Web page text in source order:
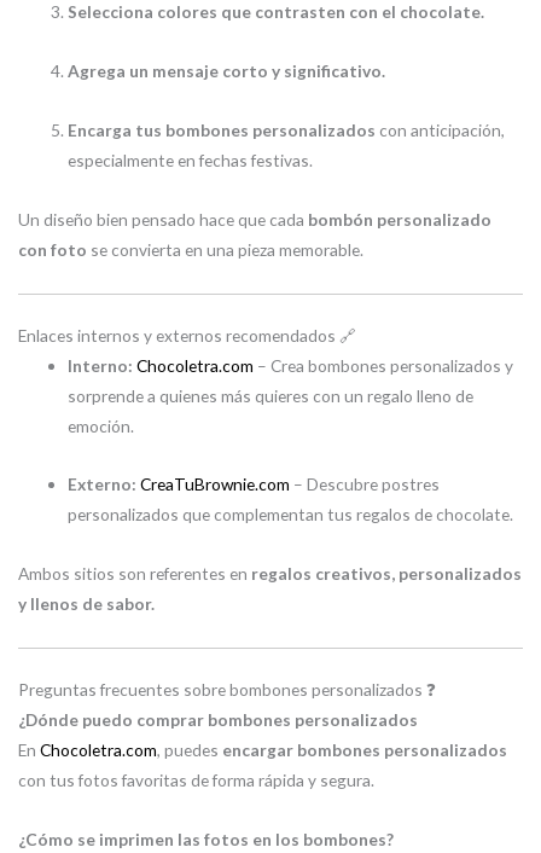
Selecciona colores que contrasten con el chocolate.
Agrega un mensaje corto y significativo.
Encarga tus bombones personalizados con anticipación,
especialmente en fechas festivas.
Un diseño bien pensado hace que cada bombón personalizado
con foto se convierta en una pieza memorable.
Enlaces internos y externos recomendados 🔗
Interno: Chocoletra.com – Crea bombones personalizados y
sorprende a quienes más quieres con un regalo lleno de
emoción.
Externo: CreaTuBrownie.com – Descubre postres
personalizados que complementan tus regalos de chocolate.
Ambos sitios son referentes en regalos creativos, personalizados
y llenos de sabor.
Preguntas frecuentes sobre bombones personalizados ❓
¿Dónde puedo comprar bombones personalizados
En Chocoletra.com, puedes encargar bombones personalizados
con tus fotos favoritas de forma rápida y segura.
¿Cómo se imprimen las fotos en los bombones?